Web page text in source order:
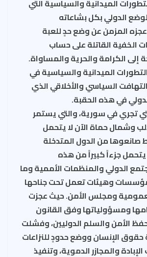
الميدانية والسياسية التي
الدولي بكل بشاعاته
المزمن عن وضع حدٍ للعبة
الخفية القاتلة على حساب
الكرامة والحرية والمساواة.
الميدانية والسياسية في
السياسي والأخلاقي الذي
في هذه الحقبة.
تجري في سورية، والتي يستمر
وشمال حماة الآن لا يتحمل
من الدول المتدخلة
يتحمل جزءاً كبيراً من هذه
الدولي والمنظمات الأممية وما
وهيئات تعمل تحت جناحها
ومجلس الأمن. حيث عجزت
ومسؤولياتها وفق القانون
الأمن والسلم الدوليين، وفشلت
الإنسان ووضع حدودٍ للنزاعات
والمجازر الدموية، وتنفيذ